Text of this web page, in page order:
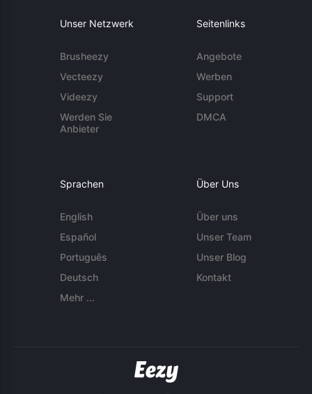
Unser Netzwerk
Brusheezy
Vecteezy
Videezy
Werden Sie
Anbieter
Seitenlinks
Angebote
Werben
Support
DMCA
Sprachen
English
Español
Português
Deutsch
Mehr ...
Über Uns
Über uns
Unser Team
Unser Blog
Kontakt